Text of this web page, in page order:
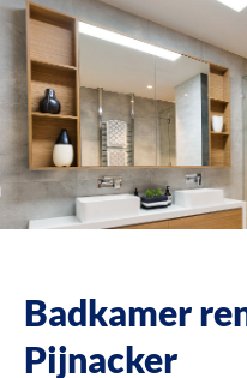
Badkamer
Pijnacker